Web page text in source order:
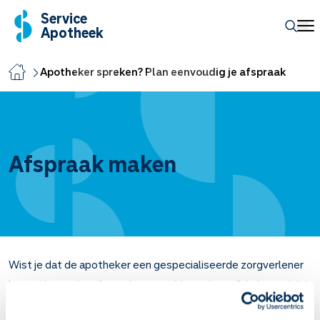
Service
Apotheek
Apotheker spreken? Plan eenvoudig je afspraak
Afspraak maken
Wist je dat de apotheker een gespecialiseerde zorgverlener
is waar je zonder afspraak zo naar binnen loopt? Je bent altijd
welkom. Soms heb je een vraag die wat meer aandacht